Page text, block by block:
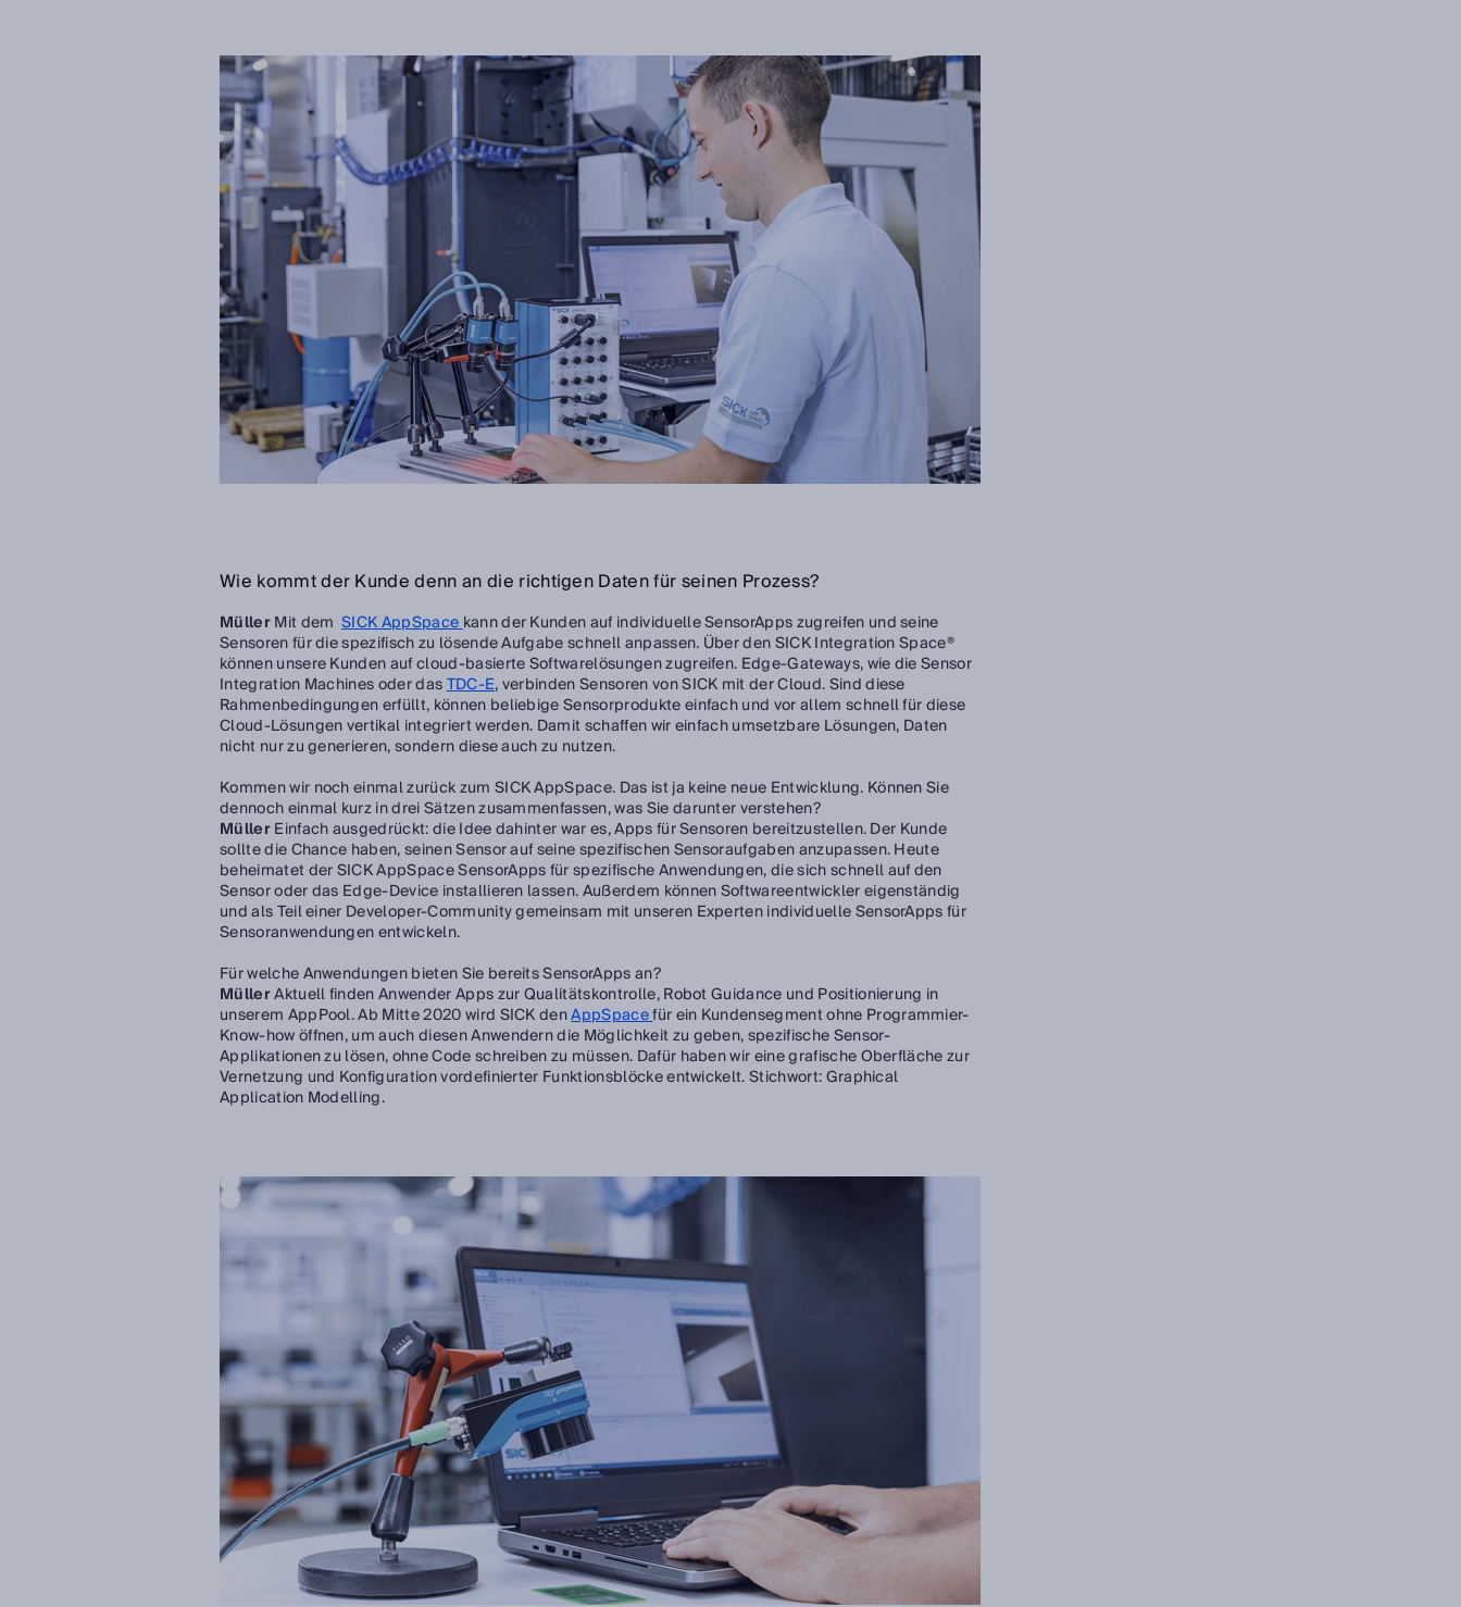
Wie kommt der Kunde denn an die richtigen Daten für seinen Prozess?
MüllerMit demSICK AppSpacekann der Kunden auf individuelle SensorApps zugreifen und seine
Sensoren für die spezifisch zu lösende Aufgabe schnell anpassen. Über den SICK Integration Space®
können unsere Kunden auf cloud-basierte Softwarelösungen zugreifen. Edge-Gateways, wie die Sensor
Integration Machines oder dasTDC-E, verbinden Sensoren von SICK mit der Cloud. Sind diese
Rahmenbedingungen erfüllt, können beliebige Sensorprodukte einfach und vor allem schnell für diese
Cloud-Lösungen vertikal integriert werden. Damit schaffen wir einfach umsetzbare Lösungen, Daten
nicht nur zu generieren, sondern diese auch zu nutzen.
Kommen wir noch einmal zurück zum SICK AppSpace. Das ist ja keine neue Entwicklung. Können Sie
dennoch einmal kurz in drei Sätzen zusammenfassen, was Sie darunter verstehen?
MüllerEinfach ausgedrückt: die Idee dahinter war es, Apps für Sensoren bereitzustellen. Der Kunde
sollte die Chance haben, seinen Sensor auf seine spezifischen Sensoraufgaben anzupassen. Heute
beheimatet der SICK AppSpace SensorApps für spezifische Anwendungen, die sich schnell auf den
Sensor oder das Edge-Device installieren lassen. Außerdem können Softwareentwickler eigenständig
und als Teil einer Developer-Community gemeinsam mit unseren Experten individuelle SensorApps für
Sensoranwendungen entwickeln.
Für welche Anwendungen bieten Sie bereits SensorApps an?
MüllerAktuell finden Anwender Apps zur Qualitätskontrolle, Robot Guidance und Positionierung in
unserem AppPool. Ab Mitte 2020 wird SICK denAppSpacefür ein Kundensegment ohne Programmier-
Know-how öffnen, um auch diesen Anwendern die Möglichkeit zu geben, spezifische Sensor-
Applikationen zu lösen, ohne Code schreiben zu müssen. Dafür haben wir eine grafische Oberfläche zur
Vernetzung und Konfiguration vordefinierter Funktionsblöcke entwickelt. Stichwort: Graphical
Application Modelling.